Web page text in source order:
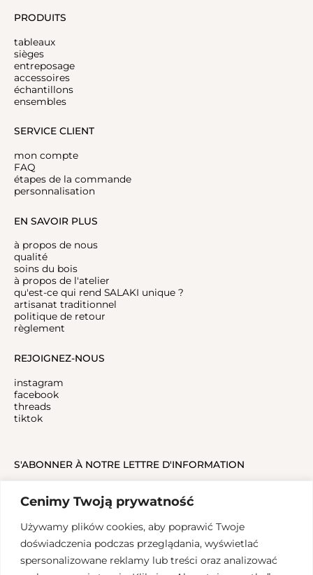
Cenimy Twoją prywatność
Używamy plików cookies, aby poprawić Twoje
doświadczenia podczas przeglądania, wyświetlać
spersonalizowane reklamy lub treści oraz analizować
PRODUITS
tableaux
sièges
entreposage
accessoires
échantillons
ensembles
SERVICE CLIENT
mon compte
FAQ
étapes de la commande
personnalisation
EN SAVOIR PLUS
à propos de nous
qualité
soins du bois
à propos de l'atelier
qu'est-ce qui rend SALAKI unique ?
artisanat traditionnel
politique de retour
règlement
REJOIGNEZ-NOUS
instagram
facebook
threads
tiktok
S'ABONNER À NOTRE LETTRE D'INFORMATION